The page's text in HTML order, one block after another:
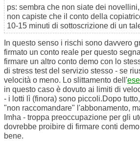
ps: sembra che non siate dei
non capiste che il conto della
10-15 minuti di sottoscrizione di un
In questo senso i rischi sono davvero
firmato un conto reale per questo
firmare un altro conto demo con lo
di stress test del servizio stesso - se
velocità o meno. Lo slittamento dell'
in questo caso è dovuto ai limiti di
- i lotti lì (finora) sono piccoli.Dopo
"non raccomandare" l'abbonamento,
Imha - troppa preoccupazione per gli
dovrebbe proibire di firmare conti
bene.